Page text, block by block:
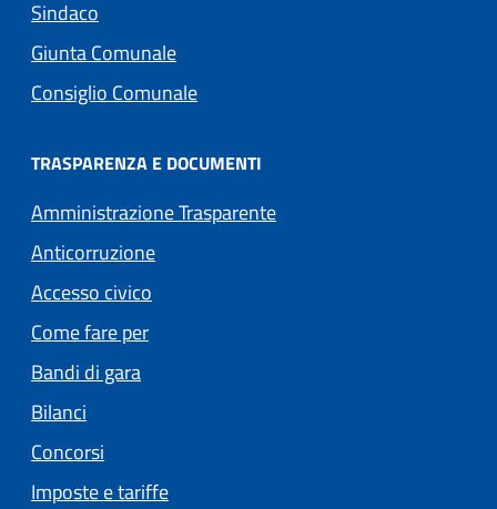
Sindaco
Giunta Comunale
Consiglio Comunale
TRASPARENZA E DOCUMENTI
Amministrazione Trasparente
Anticorruzione
Accesso civico
Come fare per
Bandi di gara
Bilanci
Concorsi
Imposte e tariffe